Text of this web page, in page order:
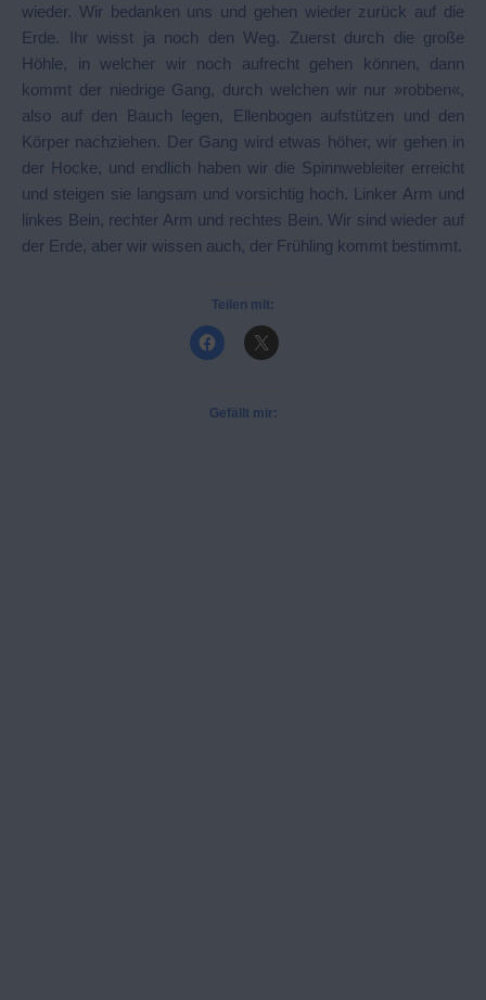
wieder. Wir bedanken uns und gehen wieder zurück auf die
Erde. Ihr wisst ja noch den Weg. Zuerst durch die große
Höhle, in welcher wir noch aufrecht gehen können, dann
kommt der niedrige Gang, durch welchen wir nur »robben«,
also auf den Bauch legen, Ellenbogen aufstützen und den
Körper nachziehen. Der Gang wird etwas höher, wir gehen in
der Hocke, und endlich haben wir die Spinnwebleiter erreicht
und steigen sie langsam und vorsichtig hoch. Linker Arm und
linkes Bein, rechter Arm und rechtes Bein. Wir sind wieder auf
der Erde, aber wir wissen auch, der Frühling kommt bestimmt.
Teilen mit:
Gefällt mir: